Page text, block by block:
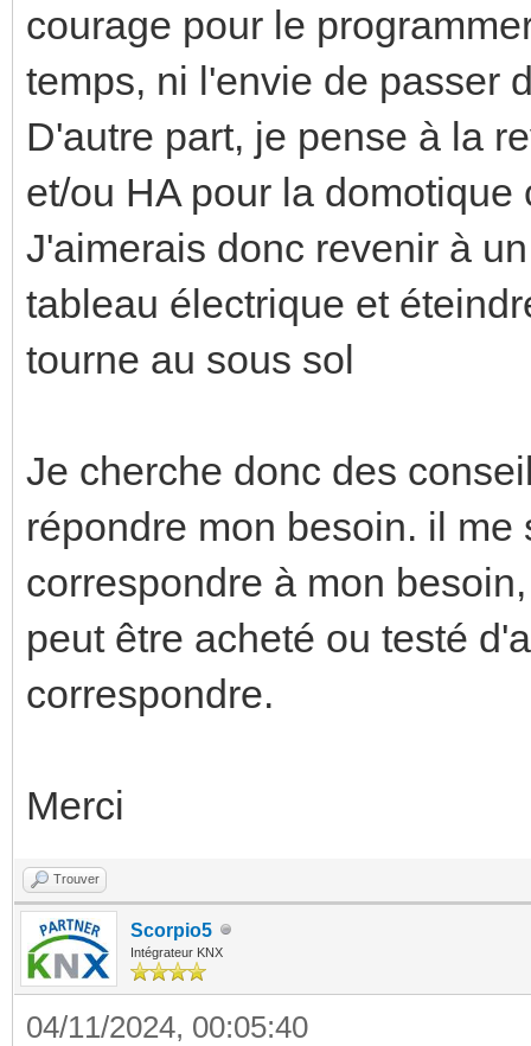
courage pour le
temps, ni l'envie de passer
D'autre part, je pense à la
et/ou HA pour la
J'aimerais donc revenir à
tableau électrique et
tourne au sous sol
Je cherche donc des
répondre mon besoin. il
correspondre à mon
peut être acheté ou testé
correspondre.
Merci
Trouver
Scorpio5
Intégrateur KNX
04/11/2024, 00:05:40